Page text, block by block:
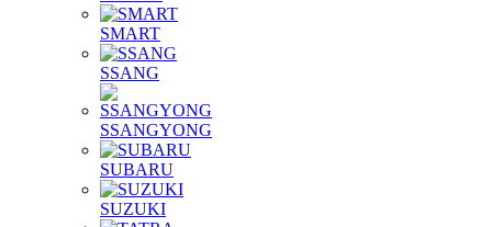
SMART
SSANG
SSANGYONG
SUBARU
SUZUKI